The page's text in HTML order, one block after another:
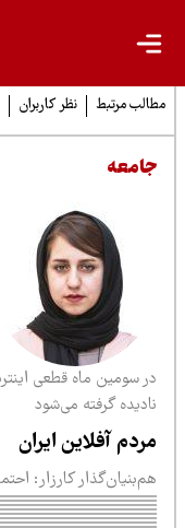
مرتبط نظر کاربران
سومین ماه قطعی اینترنت،
گرفته می‌شود
آفلاین ایران
کارزار: احتمال